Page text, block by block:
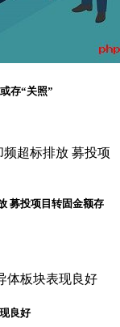
存“关照”
募投项目转固金额存
良好